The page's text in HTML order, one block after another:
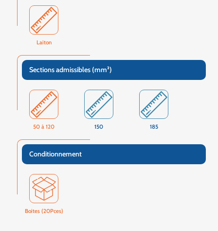
Laiton
Sections admissibles (mm²)
50 à 120 150 185
Conditionnement
Boites (20Pces)